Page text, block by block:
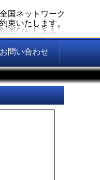
国ネットワーク
束いたします。
お問い合わせ